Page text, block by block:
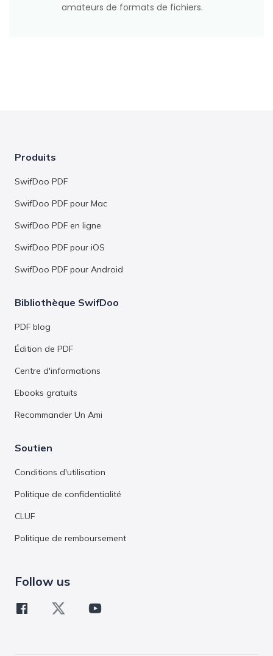
amateurs de formats de fichiers.
Follow us
Produits
SwifDoo PDF
SwifDoo PDF pour Mac
SwifDoo PDF en ligne
SwifDoo PDF pour iOS
SwifDoo PDF pour Android
Bibliothèque SwifDoo
PDF blog
Édition de PDF
Centre d'informations
Ebooks gratuits
Recommander Un Ami
Soutien
Conditions d'utilisation
Politique de confidentialité
CLUF
Politique de remboursement